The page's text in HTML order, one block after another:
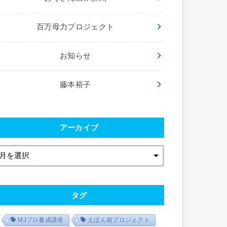
百万母力プロジェクト
お知らせ
藤本裕子
アーカイブ
タグ
MJプロ養成講座 えほん箱プロジェクト